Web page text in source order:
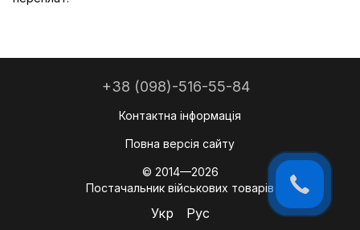
+38 (098)-516-55-84
Контактна інформація
Повна версія сайту
© 2014—2026
Постачальник військових товарів
Укр Рус